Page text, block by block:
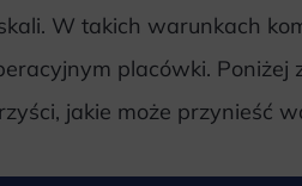
W takich warunkach
placówki.
jakie może przynieść